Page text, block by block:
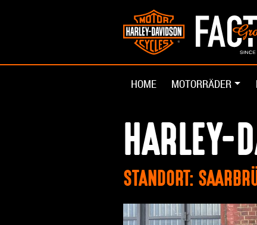
HOME MOTORRÄDER
HARLEY-
STANDORT: